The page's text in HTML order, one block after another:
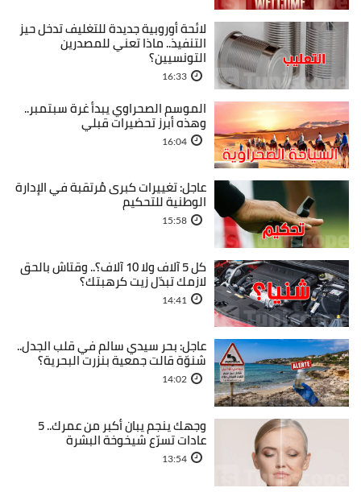
لائحة أوروبية جديدة للتغليف تدخل حيز
التنفيذ.. ماذا تعني للمصدرين
التونسيين؟
16:33
الموسم الصحراوي يبدأ غرة سبتمبر..
وهذه أبرز تحضيرات قبلي
16:04
عاجل: تغييرات كبرى مُرتقبة في الإدارة
الوطنية للتحكيم
15:58
كل 5 آلاف ولا 10 آلاف؟.. وقتاش بالحق
لازمك تبدّل زيت كرهبتك؟
14:41
عاجل: بحر سيدي سالم في قلب الجدل..
شنوّة قالت جمعية بنزرت البحرية؟
14:02
وجهك ينجم يبان أكبر من عمرك.. 5
عادات تسرّع شيخوخة البشرة
13:54